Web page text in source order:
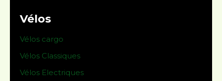
Vélos
Vélos cargo
Vélos Classiques
Vélos Electriques